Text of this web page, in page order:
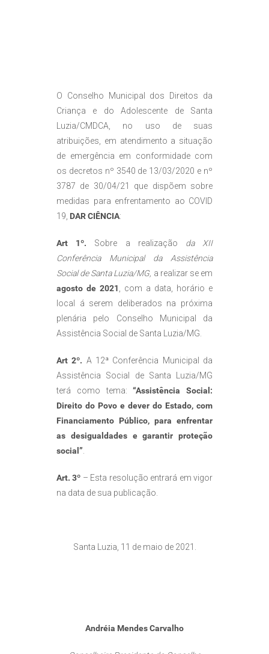
O Conselho Municipal dos Direitos da
Criança e do Adolescente de Santa
Luzia/CMDCA, no uso de suas
atribuições, em atendimento a situação
de emergência em conformidade com
os decretos nº 3540 de 13/03/2020 e nº
3787 de 30/04/21 que dispõem sobre
medidas para enfrentamento ao COVID
19, DAR CIÊNCIA:
Art 1º. Sobre a realização da XII
Conferência Municipal da Assistência
Social de Santa Luzia/MG, a realizar se em
agosto de 2021
, com a data, horário e
local á serem deliberados na próxima
plenária pelo Conselho Municipal da
Assistência Social de Santa Luzia/MG.
Art 2º. A 12ª Conferência Municipal da
Assistência Social de Santa Luzia/MG
terá como tema:“Assistência Social:
Direito do Povo e dever do Estado, com
Financiamento Público, para enfrentar
as desigualdades e garantir proteção
social”
Art. 3º – Esta resolução entrará em vigor
na data de sua publicação.
Santa Luzia, 11 de maio de 2021.
Andréia Mendes Carvalho